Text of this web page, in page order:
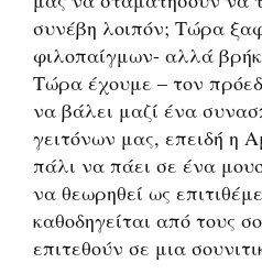
συνέβη λοιπόν; Τώρα
φιλοπαίγμων- αλλά
Τώρα έχουμε – τον
να βάλει μαζί ένα
γειτόνων μας, επειδή η
πάλι να πάει σε ένα
να θεωρηθεί ως
καθοδηγείται από τους
επιτεθούν σε μια